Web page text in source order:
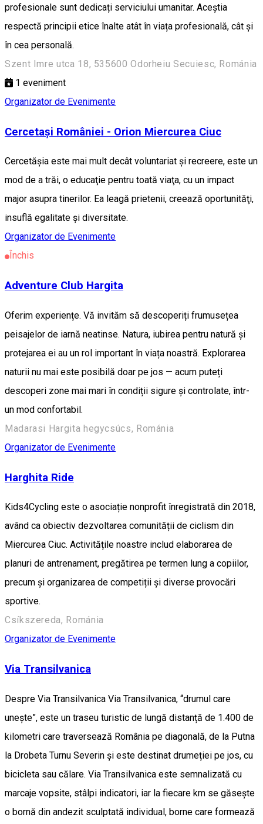
profesionale sunt dedicați serviciului umanitar. Aceștia
respectă principii etice înalte atât în viața profesională, cât și
în cea personală.
Szent Imre utca 18, 535600 Odorheiu Secuiesc, Románia
1 eveniment
Organizator de Evenimente
Cercetași României - Orion Miercurea Ciuc
Cercetăşia este mai mult decât voluntariat şi recreere, este un
mod de a trăi, o educaţie pentru toată viaţa, cu un impact
major asupra tinerilor. Ea leagă prietenii, creează oportunităţi,
insuflă egalitate şi diversitate.
Organizator de Evenimente
Închis
Adventure Club Hargita
Oferim experiențe. Vă invităm să descoperiți frumusețea
peisajelor de iarnă neatinse. Natura, iubirea pentru natură și
protejarea ei au un rol important în viața noastră. Explorarea
naturii nu mai este posibilă doar pe jos — acum puteți
descoperi zone mai mari în condiții sigure și controlate, într-
un mod confortabil.
Madarasi Hargita hegycsúcs, Románia
Organizator de Evenimente
Harghita Ride
Kids4Cycling este o asociație nonprofit înregistrată din 2018,
având ca obiectiv dezvoltarea comunității de ciclism din
Miercurea Ciuc. Activitățile noastre includ elaborarea de
planuri de antrenament, pregătirea pe termen lung a copiilor,
precum și organizarea de competiții și diverse provocări
sportive.
Csíkszereda, Románia
Organizator de Evenimente
Via Transilvanica
Despre Via Transilvanica Via Transilvanica, “drumul care
unește”, este un traseu turistic de lungă distanță de 1.400 de
kilometri care traversează România pe diagonală, de la Putna
la Drobeta Turnu Severin și este destinat drumeției pe jos, cu
bicicleta sau călare. Via Transilvanica este semnalizată cu
marcaje vopsite, stâlpi indicatori, iar la fiecare km se găsește
o bornă din andezit sculptată individual, borne care formează